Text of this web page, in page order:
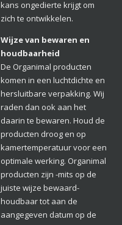
kans ongedierte krijgt om
zich te ontwikkelen.
Wijze van bewaren en
houdbaarheid
De Organimal producten
komen in een luchtdichte en
hersluitbare verpakking. Wij
raden dan ook aan het
daarin te bewaren. Houd de
producten droog en op
kamertemperatuur voor een
optimale werking. Organimal
producten zijn -mits op de
juiste wijze bewaard-
houdbaar tot aan de
aangegeven datum op de